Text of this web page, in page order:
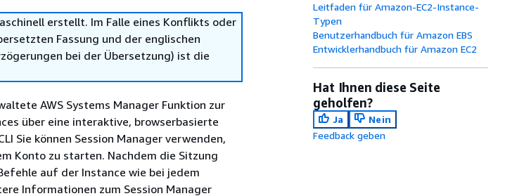
erstellt. Im Falle eines Konflikts oder
Fassung und der englischen
bei der Übersetzung) ist die
AWS Systems Manager Funktion zur
über eine interaktive, browserbasierte
Sie können Session Manager verwenden,
Konto zu starten. Nachdem die Sitzung
auf der Instance wie bei jedem
Informationen zum Session Manager
Leitfaden für Amazon-EC2-Instance-
Typen
Benutzerhandbuch für Amazon EBS
Entwicklerhandbuch für Amazon EC2
Hat Ihnen diese Seite
geholfen?
Ja
Nein
Feedback geben